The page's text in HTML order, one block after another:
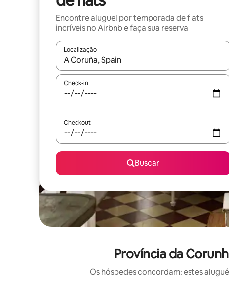
Encontre aluguel por temporada de flats
incríveis no Airbnb e faça sua reserva
Localização
Quando os resultados estiverem disponíveis,
Check-in
Checkout
Buscar
Província da
Os hóspedes concordam: estes